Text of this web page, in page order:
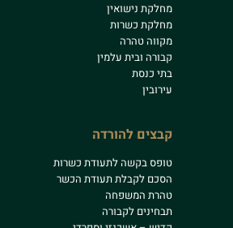
מחלקת נישואין
מחלקת כשרות
מקווה טהרה
קבורה ובית עלמין
בתי כנסת
עירובין
קבצים להורדה
טופס בקשה לתעודת כשרות
הסכם לקבלת תעודת הכשר
טהרת המשפחה
תבחינים לקבורה